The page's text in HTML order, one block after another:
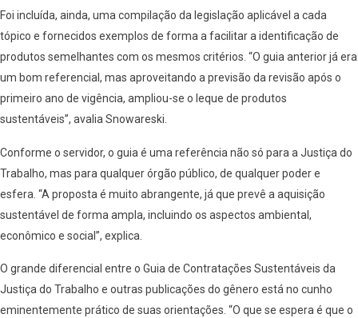
Foi incluída, ainda, uma compilação da legislação aplicável a cada
tópico e fornecidos exemplos de forma a facilitar a identificação de
produtos semelhantes com os mesmos critérios. “O guia anterior já era
um bom referencial, mas aproveitando a previsão da revisão após o
primeiro ano de vigência, ampliou-se o leque de produtos
sustentáveis”, avalia Snowareski.
Conforme o servidor, o guia é uma referência não só para a Justiça do
Trabalho, mas para qualquer órgão público, de qualquer poder e
esfera. “A proposta é muito abrangente, já que prevê a aquisição
sustentável de forma ampla, incluindo os aspectos ambiental,
econômico e social”, explica.
O grande diferencial entre o Guia de Contratações Sustentáveis da
Justiça do Trabalho e outras publicações do gênero está no cunho
eminentemente prático de suas orientações. “O que se espera é que o